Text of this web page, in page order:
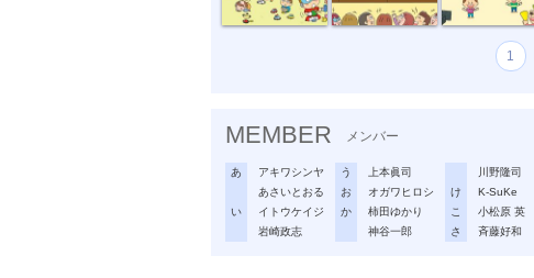
1
MEMBER メンバー
あ
アキワシンヤ
あさいとおる
い
イトウケイジ
岩崎政志
う
上本眞司
お
オガワヒロシ
か
柿田ゆかり
神谷一郎
川野隆司
け
K-SuKe
こ
小松原 英
さ
斉藤好和